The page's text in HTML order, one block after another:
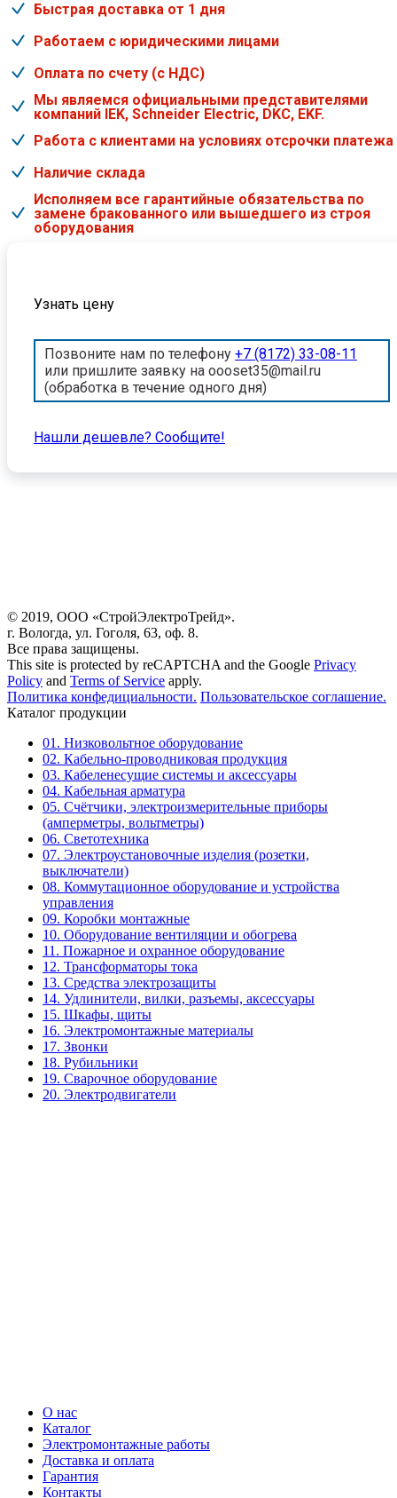
Быстрая доставка от 1 дня
Работаем с юридическими лицами
Оплата по счету (с НДС)
Мы являемся официальными представителями
компаний IEK, Schneider Electric, DKC, EKF.
Работа с клиентами на условиях отсрочки платежа
Наличие склада
Исполняем все гарантийные обязательства по
замене бракованного или вышедшего из строя
оборудования
Узнать цену
Позвоните нам по телефону +7 (8172) 33-08-11
или пришлите заявку на oooset35@mail.ru
(обработка в течение одного дня)
Нашли дешевле? Cообщите!
© 2019, ООО «СтройЭлектроТрейд».
г. Вологда, ул. Гоголя, 63, оф. 8.
Все права защищены.
This site is protected by reCAPTCHA and the Google Privacy
Policy and Terms of Service apply.
Политика конфедициальности. Пользовательское соглашение.
Каталог продукции
01. Низковольтное оборудование
02. Кабельно-проводниковая продукция
03. Кабеленесущие системы и аксессуары
04. Кабельная арматура
05. Счётчики, электроизмерительные приборы
(амперметры, вольтметры)
06. Светотехника
07. Электроустановочные изделия (розетки,
выключатели)
08. Коммутационное оборудование и устройства
управления
09. Коробки монтажные
10. Оборудование вентиляции и обогрева
11. Пожарное и охранное оборудование
12. Трансформаторы тока
13. Средства электрозащиты
14. Удлинители, вилки, разъемы, аксессуары
15. Шкафы, щиты
16. Электромонтажные материалы
17. Звонки
18. Рубильники
19. Сварочное оборудование
20. Электродвигатели
О нас
Каталог
Электромонтажные работы
Доставка и оплата
Гарантия
Контакты